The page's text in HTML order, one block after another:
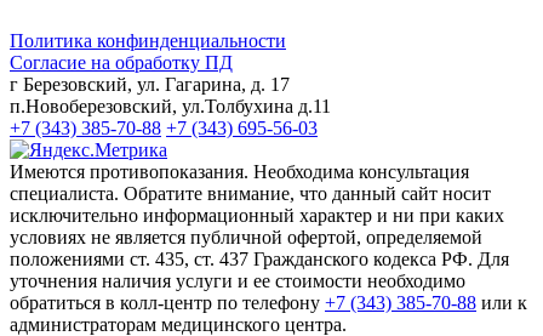
Политика конфинденциальности
Согласие на обработку ПД
г Березовский, ул. Гагарина, д. 17
п.Новоберезовский, ул.Толбухина д.11
+7 (343) 385-70-88 +7 (343) 695-56-03
Имеются противопоказания. Необходима консультация
специалиста. Обратите внимание, что данный сайт носит
исключительно информационный характер и ни при каких
условиях не является публичной офертой, определяемой
положениями ст. 435, ст. 437 Гражданского кодекса РФ. Для
уточнения наличия услуги и ее стоимости необходимо
обратиться в колл-центр по телефону +7 (343) 385-70-88 или к
администраторам медицинского центра.